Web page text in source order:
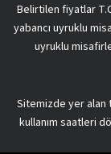
Belirtilen fiyatlar
yabancı uyruklu
uyruklu
Sitemizde yer alan
kullanım saatleri